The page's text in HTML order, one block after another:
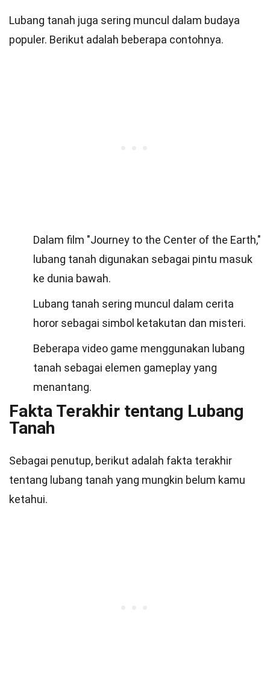
Lubang tanah juga sering muncul dalam budaya
populer. Berikut adalah beberapa contohnya.
Dalam film "Journey to the Center of the Earth,"
lubang tanah digunakan sebagai pintu masuk
ke dunia bawah.
Lubang tanah sering muncul dalam cerita
horor sebagai simbol ketakutan dan misteri.
Beberapa video game menggunakan lubang
tanah sebagai elemen gameplay yang
menantang.
Fakta Terakhir tentang Lubang
Tanah
Sebagai penutup, berikut adalah fakta terakhir
tentang lubang tanah yang mungkin belum kamu
ketahui.